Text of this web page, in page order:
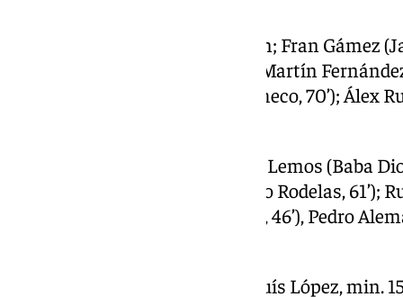
Raúl Lizoain; Fran Gámez
Lluís López, Carlos Neva, Jogo; Martín
Aguado, 70’), Capi (Antonio Pacheco, 70’); Álex
Luca Ziane; Álvaro Lemos (Baba
Williams, Diego Hormigo (Sergio Rodelas, 61’);
Izan González (Manu Trigueros, 46’), Pedro
1-0: Jogo, min. 10; 2-0: Lluís López, min.